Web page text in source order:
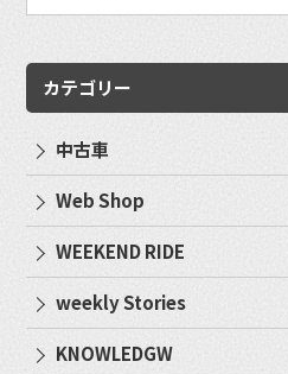
カテゴリー
中古車
Web Shop
WEEKEND RIDE
weekly Stories
KNOWLEDGW